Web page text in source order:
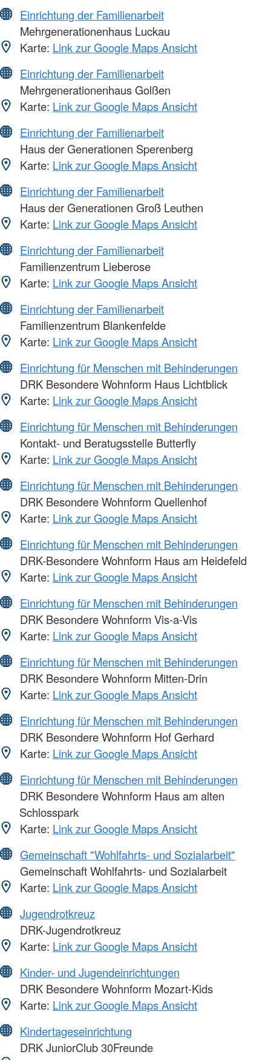
Einrichtung der Familienarbeit
Mehrgenerationenhaus Luckau
Karte: Link zur Google Maps Ansicht
Einrichtung der Familienarbeit
Mehrgenerationenhaus Golßen
Karte: Link zur Google Maps Ansicht
Einrichtung der Familienarbeit
Haus der Generationen Sperenberg
Karte: Link zur Google Maps Ansicht
Einrichtung der Familienarbeit
Haus der Generationen Groß Leuthen
Karte: Link zur Google Maps Ansicht
Einrichtung der Familienarbeit
Familienzentrum Lieberose
Karte: Link zur Google Maps Ansicht
Einrichtung der Familienarbeit
Familienzentrum Blankenfelde
Karte: Link zur Google Maps Ansicht
Einrichtung für Menschen mit Behinderungen
DRK Besondere Wohnform Haus Lichtblick
Karte: Link zur Google Maps Ansicht
Einrichtung für Menschen mit Behinderungen
Kontakt- und Beratugsstelle Butterfly
Karte: Link zur Google Maps Ansicht
Einrichtung für Menschen mit Behinderungen
DRK Besondere Wohnform Quellenhof
Karte: Link zur Google Maps Ansicht
Einrichtung für Menschen mit Behinderungen
DRK-Besondere Wohnform Haus am Heidefeld
Karte: Link zur Google Maps Ansicht
Einrichtung für Menschen mit Behinderungen
DRK Besondere Wohnform Vis-a-Vis
Karte: Link zur Google Maps Ansicht
Einrichtung für Menschen mit Behinderungen
DRK Besondere Wohnform Mitten-Drin
Karte: Link zur Google Maps Ansicht
Einrichtung für Menschen mit Behinderungen
DRK Besondere Wohnform Hof Gerhard
Karte: Link zur Google Maps Ansicht
Einrichtung für Menschen mit Behinderungen
DRK Besondere Wohnform Haus am alten
Schlosspark
Karte: Link zur Google Maps Ansicht
Gemeinschaft "Wohlfahrts- und Sozialarbeit"
Gemeinschaft Wohlfahrts- und Sozialarbeit
Karte: Link zur Google Maps Ansicht
Jugendrotkreuz
DRK-Jugendrotkreuz
Karte: Link zur Google Maps Ansicht
Kinder- und Jugendeinrichtungen
DRK Besondere Wohnform Mozart-Kids
Karte: Link zur Google Maps Ansicht
Kindertageseinrichtung
DRK JuniorClub 30Freunde